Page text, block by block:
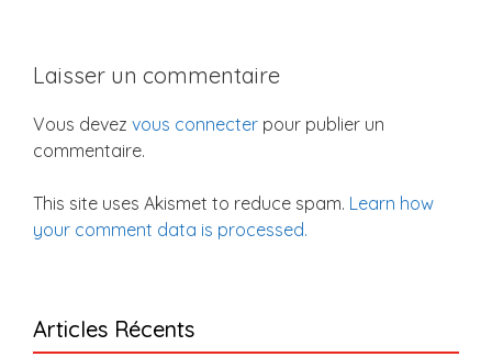
Laisser un commentaire
Vous devez vous connecter pour publier un
commentaire.
This site uses Akismet to reduce spam. Learn how
your comment data is processed.
Articles Récents